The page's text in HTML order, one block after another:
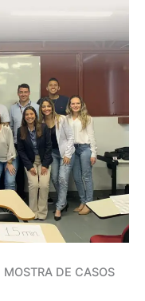
MOSTRA DE CASOS